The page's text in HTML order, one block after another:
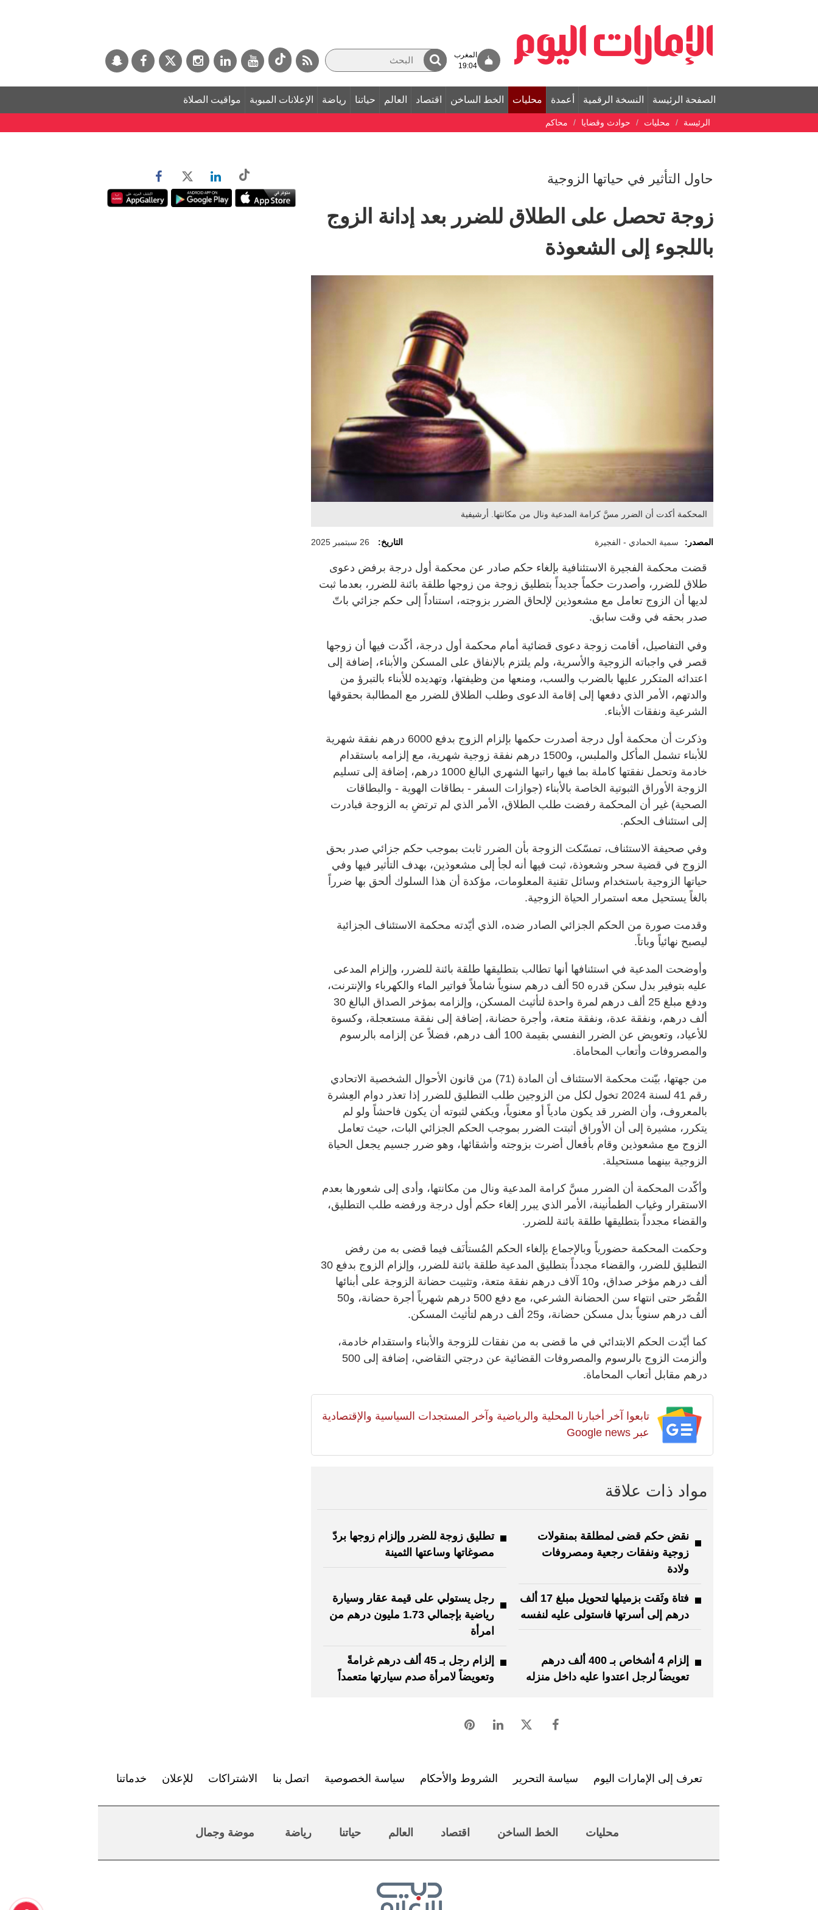
المغرب
19:04
الصفحة الرئيسة النسخة الرقمية أعمدة محليات الخط الساخن اقتصاد العالم حياتنا رياضة الإعلانات المبوبة مواقيت الصلاة
الرئيسة محليات حوادث وقضايا محاكم
حاول التأثير في حياتها الزوجية
زوجة تحصل على الطلاق للضرر بعد إدانة الزوج
باللجوء إلى الشعوذة
المحكمة أكدت أن الضرر مسَّ كرامة المدعية ونال من مكانتها. أرشيفية
المصدر: سمية الحمادي - الفجيرة التاريخ: 26 سبتمبر 2025
قضت محكمة الفجيرة الاستئنافية بإلغاء حكم صادر عن محكمة أول درجة برفض دعوى
طلاق للضرر، وأصدرت حكماً جديداً بتطليق زوجة من زوجها طلقة بائنة للضرر، بعدما ثبت
لديها أن الزوج تعامل مع مشعوذين لإلحاق الضرر بزوجته، استناداً إلى حكم جزائي باتّ
صدر بحقه في وقت سابق.
وفي التفاصيل، أقامت زوجة دعوى قضائية أمام محكمة أول درجة، أكّدت فيها أن زوجها
قصر في واجباته الزوجية والأسرية، ولم يلتزم بالإنفاق على المسكن والأبناء، إضافة إلى
اعتدائه المتكرر عليها بالضرب والسب، ومنعها من وظيفتها، وتهديده للأبناء بالتبرؤ من
والدتهم، الأمر الذي دفعها إلى إقامة الدعوى وطلب الطلاق للضرر مع المطالبة بحقوقها
الشرعية ونفقات الأبناء.
وذكرت أن محكمة أول درجة أصدرت حكمها بإلزام الزوج بدفع 6000 درهم نفقة شهرية
للأبناء تشمل المأكل والملبس، و1500 درهم نفقة زوجية شهرية، مع إلزامه باستقدام
خادمة وتحمل نفقتها كاملة بما فيها راتبها الشهري البالغ 1000 درهم، إضافة إلى تسليم
الزوجة الأوراق الثبوتية الخاصة بالأبناء (جوازات السفر - بطاقات الهوية - والبطاقات
الصحية) غير أن المحكمة رفضت طلب الطلاق، الأمر الذي لم ترتضِ به الزوجة فبادرت
إلى استئناف الحكم.
وفي صحيفة الاستئناف، تمسّكت الزوجة بأن الضرر ثابت بموجب حكم جزائي صدر بحق
الزوج في قضية سحر وشعوذة، ثبت فيها أنه لجأ إلى مشعوذين، بهدف التأثير فيها وفي
حياتها الزوجية باستخدام وسائل تقنية المعلومات، مؤكدة أن هذا السلوك ألحق بها ضرراً
بالغاً يستحيل معه استمرار الحياة الزوجية.
وقدمت صورة من الحكم الجزائي الصادر ضده، الذي أيّدته محكمة الاستئناف الجزائية
ليصبح نهائياً وباتاً.
وأوضحت المدعية في استئنافها أنها تطالب بتطليقها طلقة بائنة للضرر، وإلزام المدعى
عليه بتوفير بدل سكن قدره 50 ألف درهم سنوياً شاملاً فواتير الماء والكهرباء والإنترنت،
ودفع مبلغ 25 ألف درهم لمرة واحدة لتأثيث المسكن، وإلزامه بمؤخر الصداق البالغ 30
ألف درهم، ونفقة عدة، ونفقة متعة، وأجرة حضانة، إضافة إلى نفقة مستعجلة، وكسوة
للأعياد، وتعويض عن الضرر النفسي بقيمة 100 ألف درهم، فضلاً عن إلزامه بالرسوم
والمصروفات وأتعاب المحاماة.
من جهتها، بيّنت محكمة الاستئناف أن المادة (71) من قانون الأحوال الشخصية الاتحادي
رقم 41 لسنة 2024 تخول لكل من الزوجين طلب التطليق للضرر إذا تعذر دوام العِشرة
بالمعروف، وأن الضرر قد يكون مادياً أو معنوياً، ويكفي لثبوته أن يكون فاحشاً ولو لم
يتكرر، مشيرة إلى أن الأوراق أثبتت الضرر بموجب الحكم الجزائي البات، حيث تعامل
الزوج مع مشعوذين وقام بأفعال أضرت بزوجته وأشقائها، وهو ضرر جسيم يجعل الحياة
الزوجية بينهما مستحيلة.
وأكّدت المحكمة أن الضرر مسَّ كرامة المدعية ونال من مكانتها، وأدى إلى شعورها بعدم
الاستقرار وغياب الطمأنينة، الأمر الذي يبرر إلغاء حكم أول درجة ورفضه طلب التطليق،
والقضاء مجدداً بتطليقها طلقة بائنة للضرر.
وحكمت المحكمة حضورياً وبالإجماع بإلغاء الحكم المُستأنَف فيما قضى به من رفض
التطليق للضرر، والقضاء مجدداً بتطليق المدعية طلقة بائنة للضرر، وإلزام الزوج بدفع 30
ألف درهم مؤخر صداق، و10 آلاف درهم نفقة متعة، وتثبيت حضانة الزوجة على أبنائها
القُصّر حتى انتهاء سن الحضانة الشرعي، مع دفع 500 درهم شهرياً أجرة حضانة، و50
ألف درهم سنوياً بدل مسكن حضانة، و25 ألف درهم لتأثيث المسكن.
كما أيّدت الحكم الابتدائي في ما قضى به من نفقات للزوجة والأبناء واستقدام خادمة،
وألزمت الزوج بالرسوم والمصروفات القضائية عن درجتي التقاضي، إضافة إلى 500
درهم مقابل أتعاب المحاماة.
تابعوا آخر أخبارنا المحلية والرياضية وآخر المستجدات السياسية والإقتصادية
عبر Google news
مواد ذات علاقة
نقض حكم قضى لمطلقة بمنقولات
زوجية ونفقات رجعية ومصروفات
ولادة
تطليق زوجة للضرر وإلزام زوجها بردّ
مصوغاتها وساعتها الثمينة
فتاة وثَقت بزميلها لتحويل مبلغ 17 ألف
درهم إلى أسرتها فاستولى عليه لنفسه
رجل يستولي على قيمة عقار وسيارة
رياضية بإجمالي 1.73 مليون درهم من
امرأة
إلزام 4 أشخاص بـ 400 ألف درهم
تعويضاً لرجل اعتدوا عليه داخل منزله
إلزام رجل بـ 45 ألف درهم غرامةً
وتعويضاً لامرأة صدم سيارتها متعمداً
تعرف إلى الإمارات اليوم سياسة التحرير الشروط والأحكام سياسة الخصوصية اتصل بنا الاشتراكات للإعلان خدماتنا
محليات الخط الساخن اقتصاد العالم حياتنا رياضة موضة وجمال